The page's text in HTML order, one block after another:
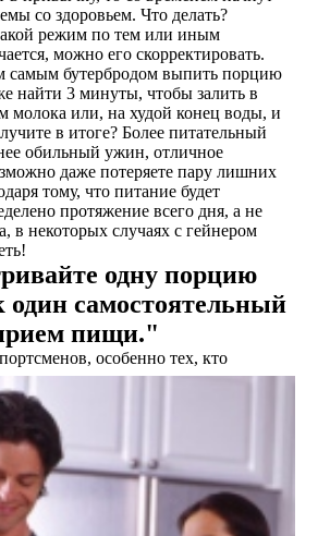
со здоровьем. Что делать?
режим по тем или иным
можно его скорректировать.
самым бутербродом выпить порцию
найти 3 минуты, чтобы залить в
молока или, на худой конец воды, и
в итоге? Более питательный
обильный ужин, отличное
даже потеряете пару лишних
тому, что питание будет
протяжение всего дня, а не
в некоторых случаях с гейнером
одну порцию
один самостоятельный
пищи."
особенно тех, кто